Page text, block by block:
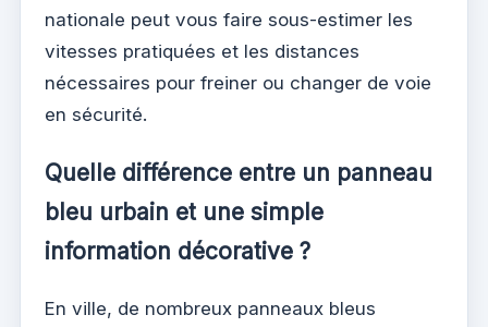
nationale peut vous faire sous-estimer les
vitesses pratiquées et les distances
nécessaires pour freiner ou changer de voie
en sécurité.
Quelle différence entre un panneau
bleu urbain et une simple
information décorative ?
En ville, de nombreux panneaux bleus